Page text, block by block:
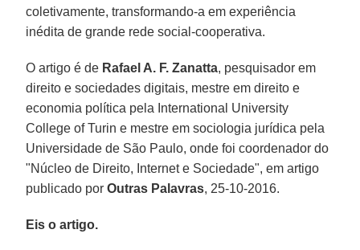
coletivamente, transformando-a em experiência
inédita de grande rede social-cooperativa.
O artigo é de Rafael A. F. Zanatta, pesquisador em
direito e sociedades digitais, mestre em direito e
economia política pela International University
College of Turin e mestre em sociologia jurídica pela
Universidade de São Paulo, onde foi coordenador do
"Núcleo de Direito, Internet e Sociedade", em artigo
publicado porOutras Palavras, 25-10-2016.
Eis o artigo.